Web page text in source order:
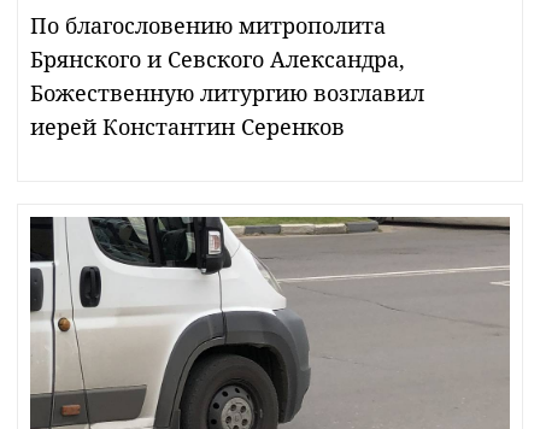
По благословению митрополита
Брянского и Севского Александра,
Божественную литургию возглавил
иерей Константин Серенков